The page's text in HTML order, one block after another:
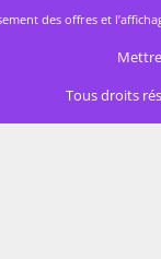
des offres et
Tous droits